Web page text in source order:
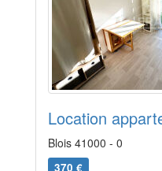
Location
Blois 41000 - 0
370 €